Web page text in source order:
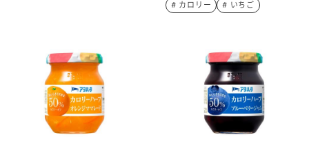
# カロリー # いちご